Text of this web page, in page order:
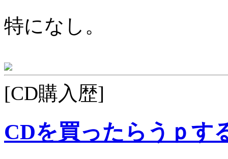
特になし。
[CD購入歴]
CDを買ったらうｐす